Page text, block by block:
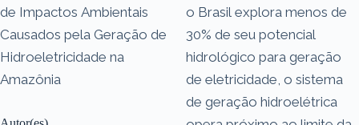
de Impactos Ambientais
Causados pela Geração de
Hidroeletricidade na
Amazônia
o Brasil explora menos de
30% de seu potencial
hidrológico para geração
de eletricidade, o sistema
de geração hidroelétrica